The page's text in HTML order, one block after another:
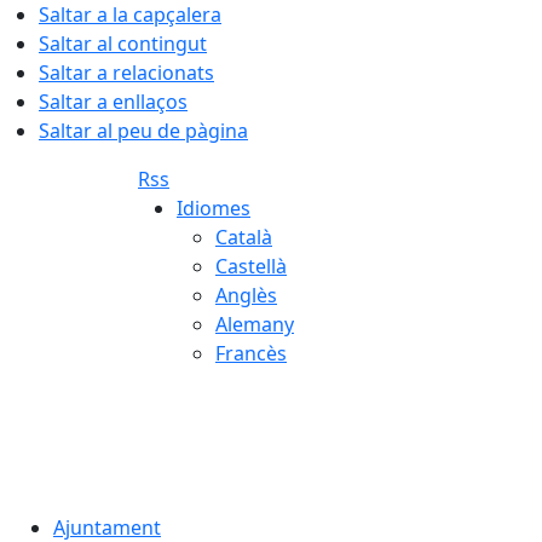
Saltar a la capçalera
Saltar al contingut
Saltar a relacionats
Saltar a enllaços
Saltar al peu de pàgina
Rss
Idiomes
Català
Castellà
Anglès
Alemany
Francès
Ajuntament